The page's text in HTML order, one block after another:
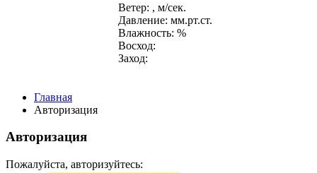
Ветер: , м/сек.
Давление: мм.рт.ст.
Влажность: %
Восход:
Заход:
Главная
Авторизация
Авторизация
Пожалуйста, авторизуйтесь: